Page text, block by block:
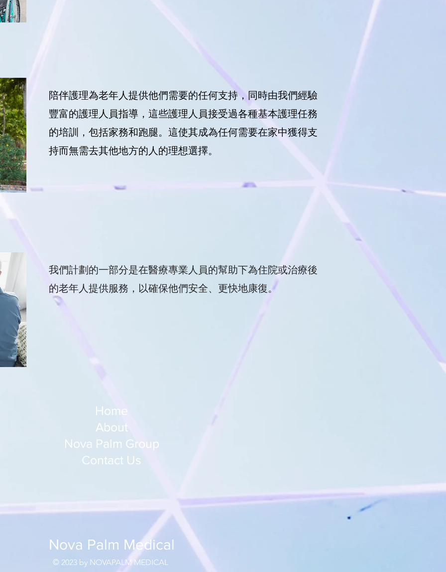
陪伴護理為老年人提供他們需要的任何支持，同時由我們經驗
豐富的護理人員指導，這些護理人員接受過各種基本護理任務
的培訓，包括家務和跑腿。這使其成為任何需要在家中獲得支
持而無需去其他地方的人的理想選擇。
我們計劃的一部分是在醫療專業人員的幫助下為住院或治療後
的老年人提供服務，以確保他們安全、更快地康復。
Home
About
Nova Palm Group
Contact Us
Nova Palm Medical
© 2023 by NOVAPALM MEDICAL